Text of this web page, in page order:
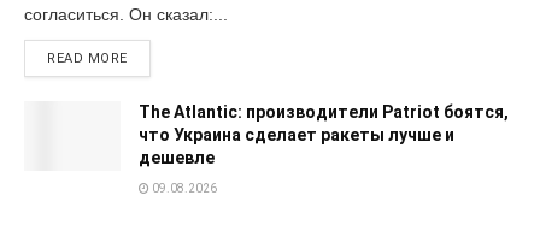
согласиться. Он сказал:...
READ MORE
The Atlantic: производители Patriot боятся,
что Украина сделает ракеты лучше и
дешевле
09.08.2026